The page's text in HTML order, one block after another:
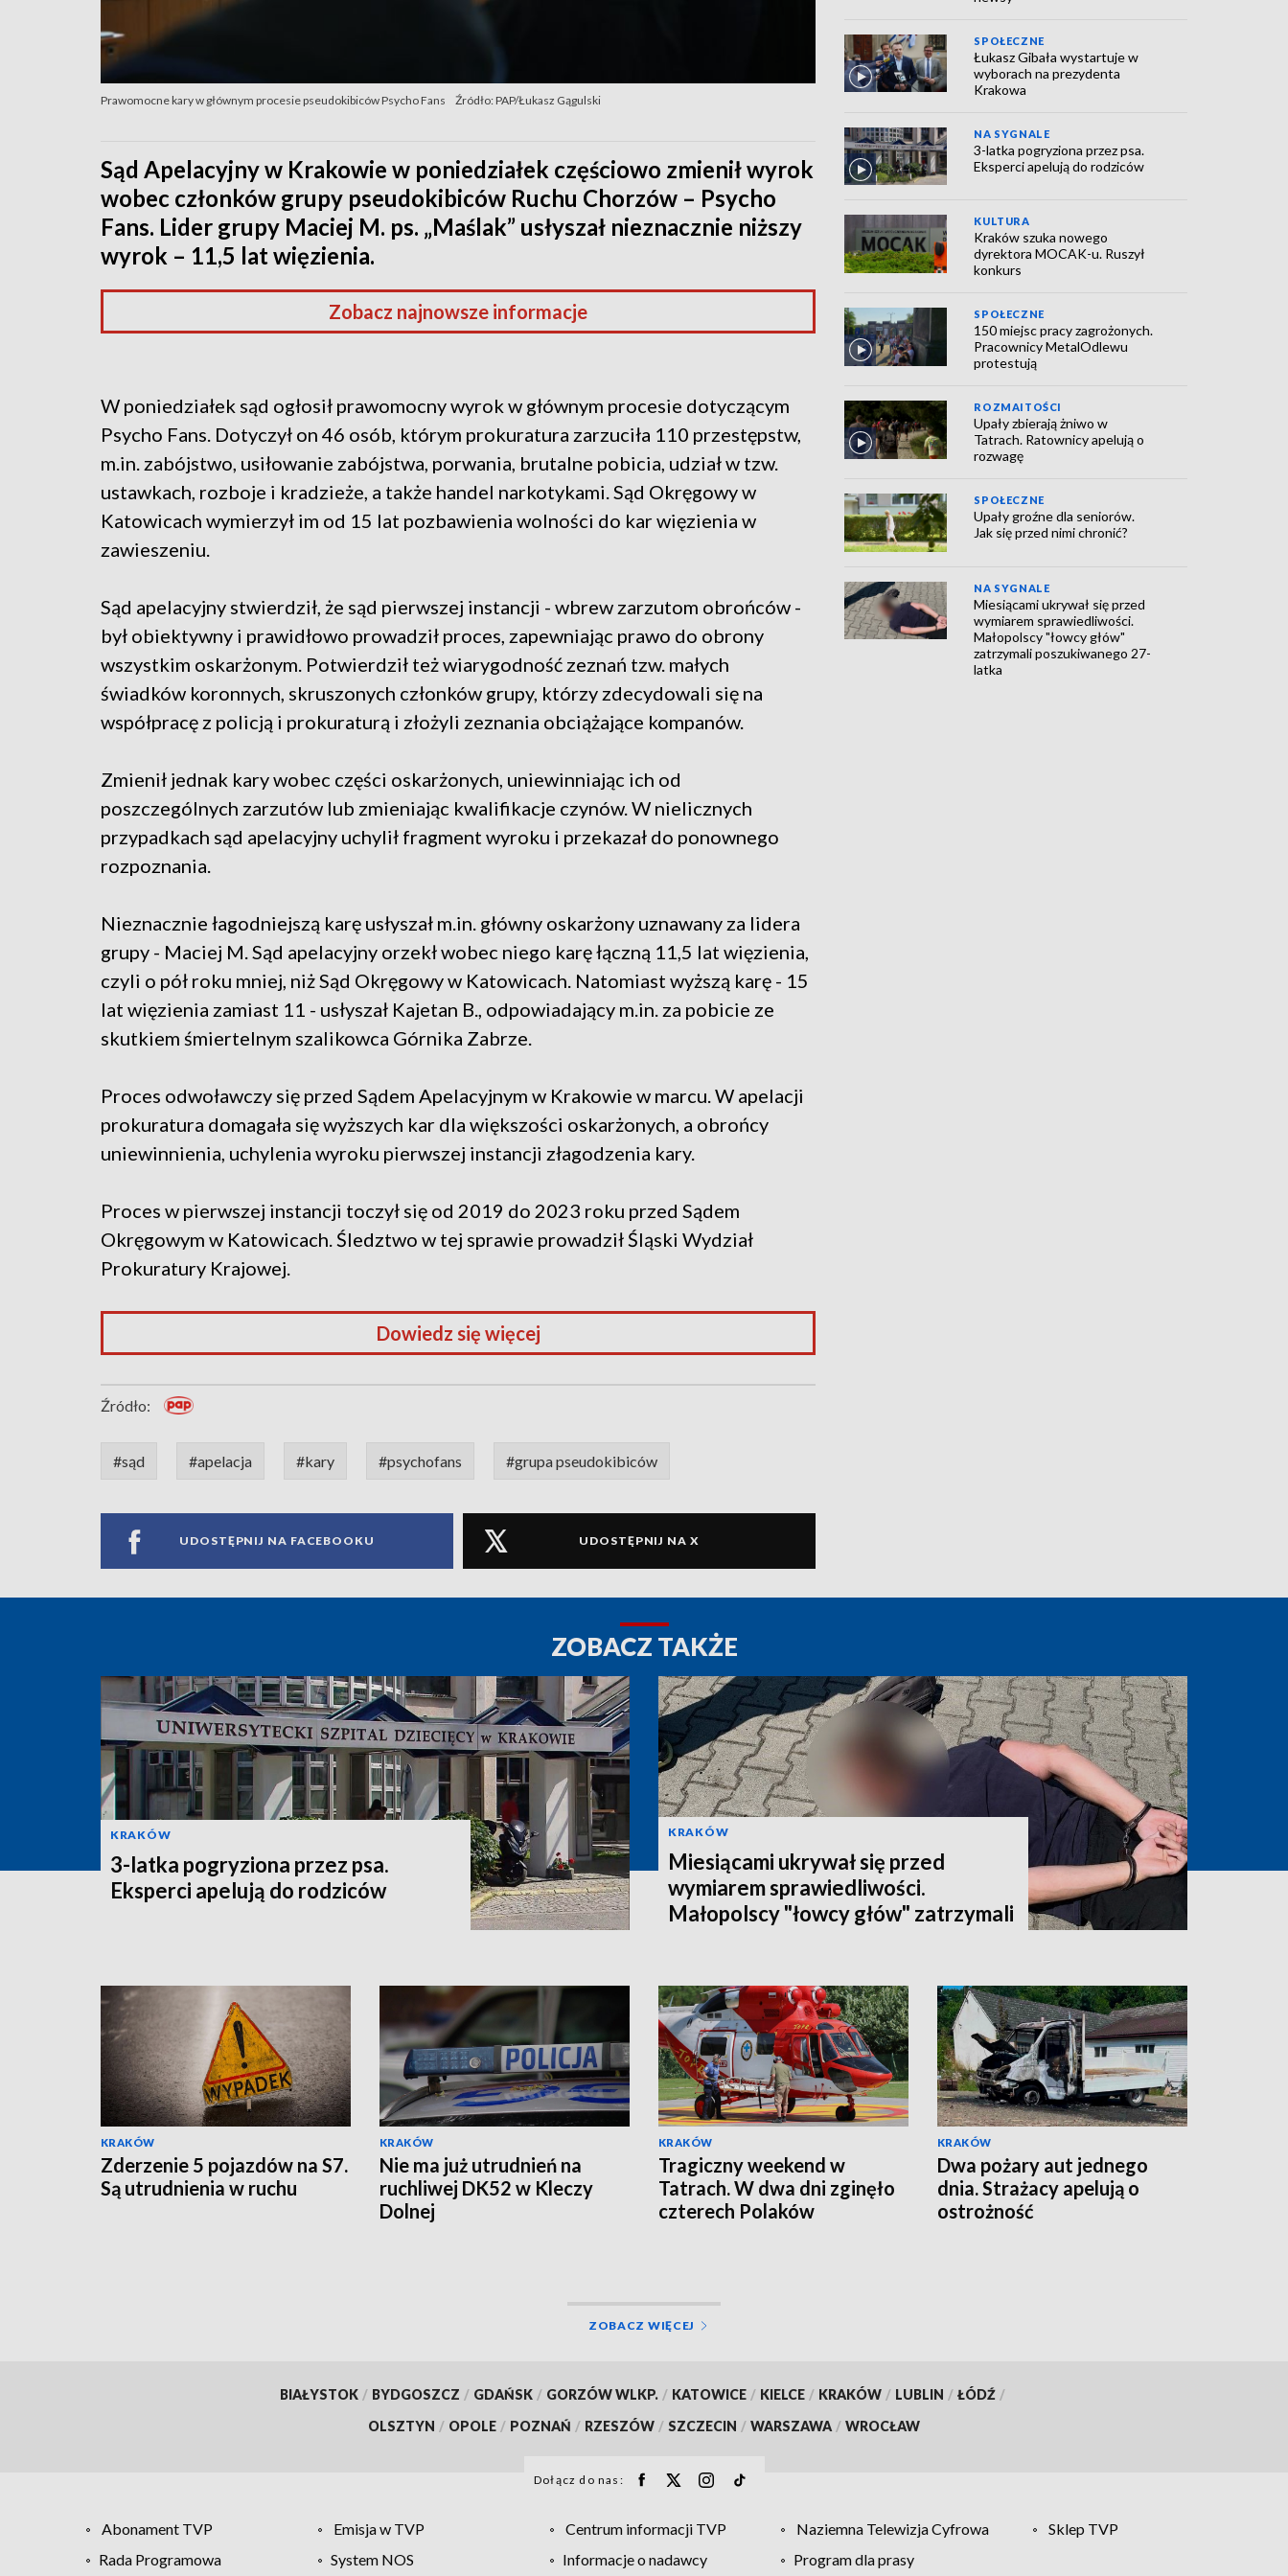
Prawomocne kary w głównym procesie pseudokibiców Psycho Fans Źródło: PAP/Łukasz Gągulski
Sąd Apelacyjny w Krakowie w poniedziałek częściowo zmienił wyrok
wobec członków grupy pseudokibiców Ruchu Chorzów – Psycho
Fans. Lider grupy Maciej M. ps. „Maślak” usłyszał nieznacznie niższy
wyrok – 11,5 lat więzienia.
Zobacz najnowsze informacje
W poniedziałek sąd ogłosił prawomocny wyrok w głównym procesie dotyczącym
Psycho Fans. Dotyczył on 46 osób, którym prokuratura zarzuciła 110 przestępstw,
m.in. zabójstwo, usiłowanie zabójstwa, porwania, brutalne pobicia, udział w tzw.
ustawkach, rozboje i kradzieże, a także handel narkotykami. Sąd Okręgowy w
Katowicach wymierzył im od 15 lat pozbawienia wolności do kar więzienia w
zawieszeniu.
Sąd apelacyjny stwierdził, że sąd pierwszej instancji - wbrew zarzutom obrońców -
był obiektywny i prawidłowo prowadził proces, zapewniając prawo do obrony
wszystkim oskarżonym. Potwierdził też wiarygodność zeznań tzw. małych
świadków koronnych, skruszonych członków grupy, którzy zdecydowali się na
współpracę z policją i prokuraturą i złożyli zeznania obciążające kompanów.
Zmienił jednak kary wobec części oskarżonych, uniewinniając ich od
poszczególnych zarzutów lub zmieniając kwalifikacje czynów. W nielicznych
przypadkach sąd apelacyjny uchylił fragment wyroku i przekazał do ponownego
rozpoznania.
Nieznacznie łagodniejszą karę usłyszał m.in. główny oskarżony uznawany za lidera
grupy - Maciej M. Sąd apelacyjny orzekł wobec niego karę łączną 11,5 lat więzienia,
czyli o pół roku mniej, niż Sąd Okręgowy w Katowicach. Natomiast wyższą karę - 15
lat więzienia zamiast 11 - usłyszał Kajetan B., odpowiadający m.in. za pobicie ze
skutkiem śmiertelnym szalikowca Górnika Zabrze.
Proces odwoławczy się przed Sądem Apelacyjnym w Krakowie w marcu. W apelacji
prokuratura domagała się wyższych kar dla większości oskarżonych, a obrońcy
uniewinnienia, uchylenia wyroku pierwszej instancji złagodzenia kary.
Proces w pierwszej instancji toczył się od 2019 do 2023 roku przed Sądem
Okręgowym w Katowicach. Śledztwo w tej sprawie prowadził Śląski Wydział
Prokuratury Krajowej.
Dowiedz się więcej
Źródło:
#sąd #apelacja #kary #psychofans #grupa pseudokibiców
UDOSTĘPNIJ NA FACEBOOKU UDOSTĘPNIJ NA X
SPOŁECZNE
Łukasz Gibała wystartuje w
wyborach na prezydenta
Krakowa
NA SYGNALE
3-latka pogryziona przez psa.
Eksperci apelują do rodziców
KULTURA
Kraków szuka nowego
dyrektora MOCAK-u. Ruszył
konkurs
SPOŁECZNE
150 miejsc pracy zagrożonych.
Pracownicy MetalOdlewu
protestują
ROZMAITOŚCI
Upały zbierają żniwo w
Tatrach. Ratownicy apelują o
rozwagę
SPOŁECZNE
Upały groźne dla seniorów.
Jak się przed nimi chronić?
NA SYGNALE
Miesiącami ukrywał się przed
wymiarem sprawiedliwości.
Małopolscy "łowcy głów"
zatrzymali poszukiwanego 27-
latka
ZOBACZ TAKŻE
KRAKÓW
3-latka pogryziona przez psa.
Eksperci apelują do rodziców
KRAKÓW
Miesiącami ukrywał się przed
wymiarem sprawiedliwości.
Małopolscy "łowcy głów" zatrzymali
KRAKÓW
Zderzenie 5 pojazdów na S7.
Są utrudnienia w ruchu
KRAKÓW
Nie ma już utrudnień na
ruchliwej DK52 w Kleczy
Dolnej
KRAKÓW
Tragiczny weekend w
Tatrach. W dwa dni zginęło
czterech Polaków
KRAKÓW
Dwa pożary aut jednego
dnia. Strażacy apelują o
ostrożność
ZOBACZ WIĘCEJ
BIAŁYSTOK / BYDGOSZCZ / GDAŃSK / GORZÓW WLKP. / KATOWICE / KIELCE / KRAKÓW / LUBLIN / ŁÓDŹ /
OLSZTYN / OPOLE / POZNAŃ / RZESZÓW / SZCZECIN / WARSZAWA / WROCŁAW
Dołącz do nas:
Abonament TVP Emisja w TVP Centrum informacji TVP Naziemna Telewizja Cyfrowa
Sklep TVP
Rada Programowa
System NOS Informacje o nadawcy Program dla prasy